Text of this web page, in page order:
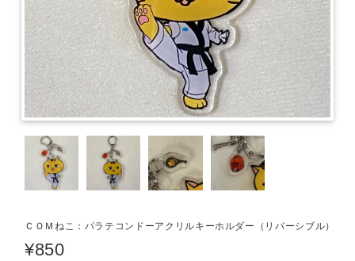
ＣＯＭねこ：パラテコンドーアクリルキーホルダー（リバーシブル）
¥850